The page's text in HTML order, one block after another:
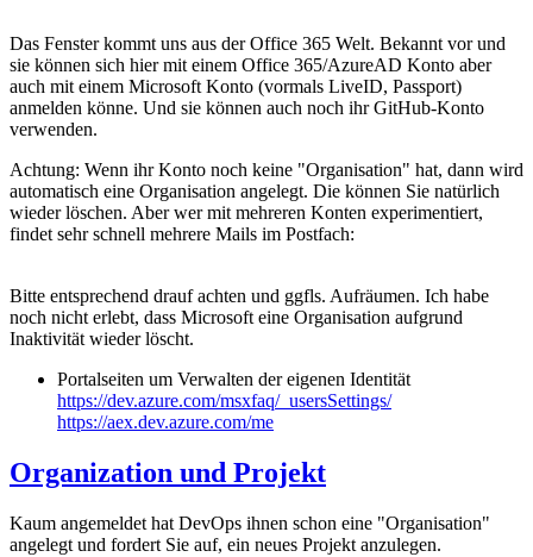
Das Fenster kommt uns aus der Office 365 Welt. Bekannt vor und
sie können sich hier mit einem Office 365/AzureAD Konto aber
auch mit einem Microsoft Konto (vormals LiveID, Passport)
anmelden könne. Und sie können auch noch ihr GitHub-Konto
verwenden.
Achtung: Wenn ihr Konto noch keine "Organisation" hat, dann wird
automatisch eine Organisation angelegt. Die können Sie natürlich
wieder löschen. Aber wer mit mehreren Konten experimentiert,
findet sehr schnell mehrere Mails im Postfach:
Bitte entsprechend drauf achten und ggfls. Aufräumen. Ich habe
noch nicht erlebt, dass Microsoft eine Organisation aufgrund
Inaktivität wieder löscht.
Portalseiten um Verwalten der eigenen Identität
https://dev.azure.com/msxfaq/_usersSettings/
https://aex.dev.azure.com/me
Organization und Projekt
Kaum angemeldet hat DevOps ihnen schon eine "Organisation"
angelegt und fordert Sie auf, ein neues Projekt anzulegen.